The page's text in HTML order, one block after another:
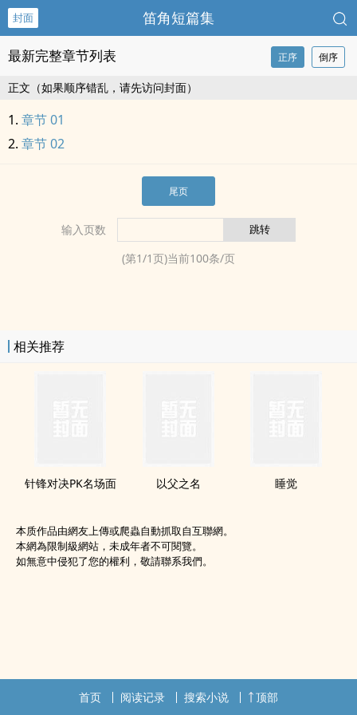
封面 笛角短篇集
最新完整章节列表 正序 倒序
正文（如果顺序错乱，请先访问封面）
章节 01
章节 02
尾页
输入页数
(第1/1页)当前100条/页
相关推荐
针锋对决PK名场面 以父之名 睡觉
本质作品由網友上傳或爬蟲自動抓取自互聯網。
本網為限制級網站，未成年者不可閱覽。
如無意中侵犯了您的權利，敬請聯系我們。
首页 阅读记录 搜索小说 顶部